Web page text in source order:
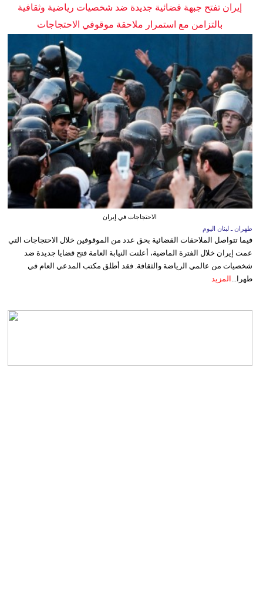
إيران تفتح جبهة قضائية جديدة ضد شخصيات رياضية وثقافية
بالتزامن مع استمرار ملاحقة موقوفي الاحتجاجات
الاحتجاجات في إيران
طهران ـ لبنان اليوم
فيما تتواصل الملاحقات القضائية بحق عدد من الموقوفين خلال الاحتجاجات التي
عمت إيران خلال الفترة الماضية، أعلنت النيابة العامة فتح قضايا جديدة ضد
شخصيات من عالمي الرياضة والثقافة. فقد أطلق مكتب المدعي العام في
طهرا... المزيد